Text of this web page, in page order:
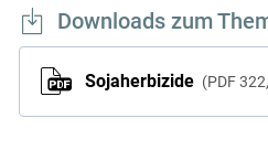
Downloads zum
Sojaherbizide PDF